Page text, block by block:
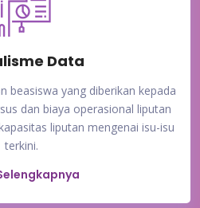
Data
beasiswa yang diberikan kepada
dan biaya operasional liputan
liputan mengenai isu-isu
terkini.